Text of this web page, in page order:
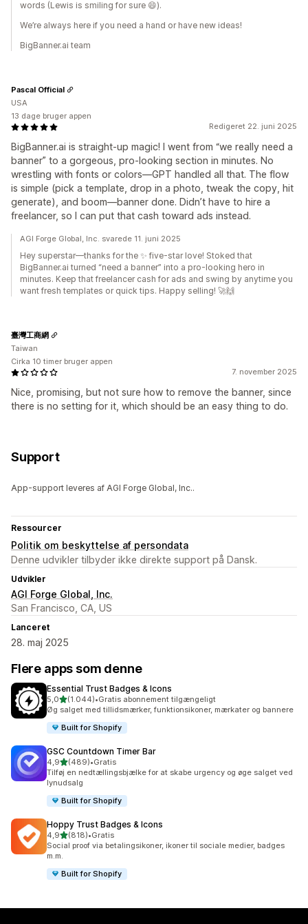
words (Lewis is smiling for sure 😄).
We’re always here if you need a hand or have new ideas!
BigBanner.ai team
Redigeret 22. juni 2025
BigBanner.ai is straight-up magic! I went from “we really need a
banner” to a gorgeous, pro-looking section in minutes. No
wrestling with fonts or colors—GPT handled all that. The flow
is simple (pick a template, drop in a photo, tweak the copy, hit
generate), and boom—banner done. Didn’t have to hire a
freelancer, so I can put that cash toward ads instead.
Pascal Official
USA
13 dage bruger appen
AGI Forge Global, Inc. svarede 11. juni 2025
Hey superstar—thanks for the ✨ five-star love! Stoked that
BigBanner.ai turned “need a banner” into a pro-looking hero in
minutes. Keep that freelancer cash for ads and swing by anytime you
want fresh templates or quick tips. Happy selling! 🚀🙌
7. november 2025
Nice, promising, but not sure how to remove the banner, since
there is no setting for it, which should be an easy thing to do.
臺灣工商網
Taiwan
Cirka 10 timer bruger appen
Support
App-support leveres af AGI Forge Global, Inc..
Ressourcer
Politik om beskyttelse af persondata
Denne udvikler tilbyder ikke direkte support på Dansk.
Udvikler
AGI Forge Global, Inc.
San Francisco, CA, US
Lanceret
28. maj 2025
Flere apps som denne
Essential Trust Badges & Icons
5,0ud af 5 stjerner
(1.044)
1044 anmeldelser i alt
•Gratis abonnement tilgængeligt
Øg salget med tillidsmærker, funktionsikoner, mærkater og bannere
Built for Shopify
GSC Countdown Timer Bar
4,9ud af 5 stjerner
(489)
489 anmeldelser i alt
•Gratis
Tilføj en nedtællingsbjælke for at skabe urgency og øge salget ved
lynudsalg
Built for Shopify
Hoppy Trust Badges & Icons
4,9ud af 5 stjerner
(818)
818 anmeldelser i alt
•Gratis
Social proof via betalingsikoner, ikoner til sociale medier, badges
m.m.
Built for Shopify